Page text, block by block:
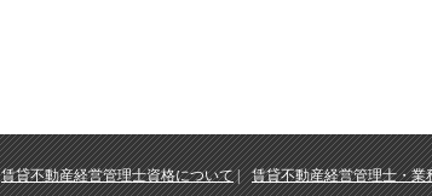
賃貸不動産経営管理士資格について
賃貸不動産経営管理士・